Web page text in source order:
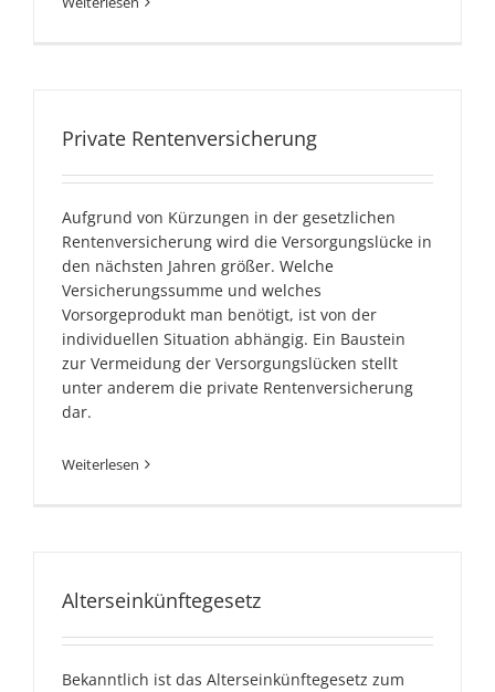
Private Rentenversicherung
Aufgrund von Kürzungen in der gesetzlichen
Rentenversicherung wird die Versorgungslücke in
den nächsten Jahren größer. Welche
Versicherungssumme und welches
Vorsorgeprodukt man benötigt, ist von der
individuellen Situation abhängig. Ein Baustein
zur Vermeidung der Versorgungslücken stellt
unter anderem die private Rentenversicherung
dar.
Weiterlesen
Alterseinkünftegesetz
Bekanntlich ist das Alterseinkünftegesetz zum